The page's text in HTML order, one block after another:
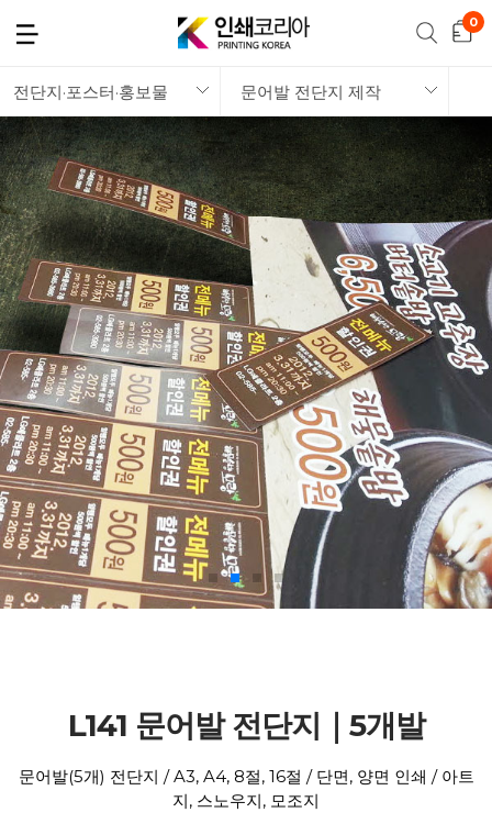
전단지·포스터·홍보물 문어발 전단지 제작
L141 문어발 전단지｜5개발
문어발(5개) 전단지 / A3, A4, 8절, 16절 / 단면, 양면 인쇄 / 아트
지, 스노우지, 모조지